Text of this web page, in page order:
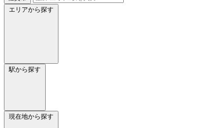
エリアから探す
駅から探す
現在地から探す